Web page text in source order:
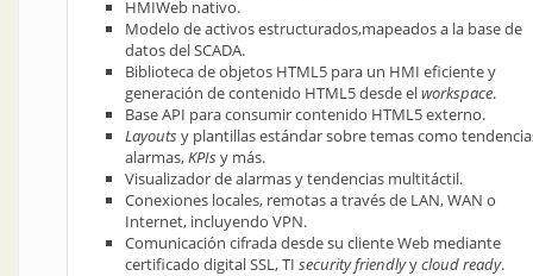
HMIWeb nativo.
Modelo de activos estructurados,mapeados a la base de
datos del SCADA.
Biblioteca de objetos HTML5 para un HMI eficiente y
generación de contenido HTML5 desde elworkspace.
Base API para consumir contenido HTML5 externo.
Layoutsy plantillas estándar sobre temas como
alarmas,KPIsy más.
Visualizador de alarmas y tendencias multitáctil.
Conexiones locales, remotas a través de LAN, WAN o
Internet, incluyendo VPN.
Comunicación cifrada desde su cliente Web mediante
certificado digital SSL, TI security friendlyycloud ready.